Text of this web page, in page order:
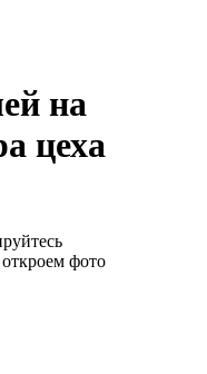
на
цеха
фото